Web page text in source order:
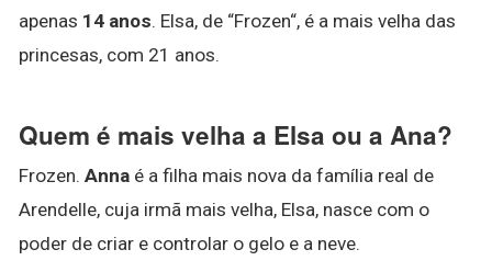
apenas 14 anos. Elsa, de “Frozen“, é a mais velha das
princesas, com 21 anos.
Quem é mais velha a Elsa ou a Ana?
Frozen. Anna é a filha mais nova da família real de
Arendelle, cuja irmã mais velha, Elsa, nasce com o
poder de criar e controlar o gelo e a neve.